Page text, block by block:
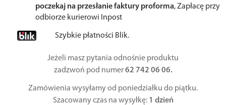
poczekaj na przesłanie faktury proforma, Zapłacę przy
odbiorze kurierowi Inpost
Szybkie płatności Blik.
Jeżeli masz pytania odnośnie produktu
zadzwoń pod numer62 742 06 06.
Zamówienia wysyłamy od poniedziałku do piątku.
Szacowany czas na wysyłkę: 1 dzień